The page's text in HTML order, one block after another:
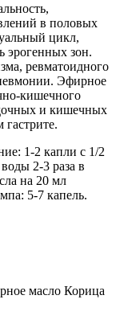
в половых
цикл,
эрогенных зон.
ревматоидного
Эфирное
кишечного
и кишечных
1-2 капли с 1/2
2-3 раза в
на 20 мл
5-7 капель.
масло Корица